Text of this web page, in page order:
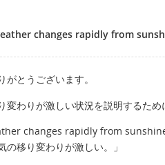
changes rapidly from
がとうございます。
変わりが激しい状況を説明するため
changes rapidly from
の移り変わりが激しい。」